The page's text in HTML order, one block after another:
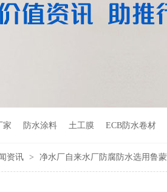
家 防水涂料 土工膜 ECB防水卷材
资讯 > 净水厂自来水厂防腐防水选用鲁